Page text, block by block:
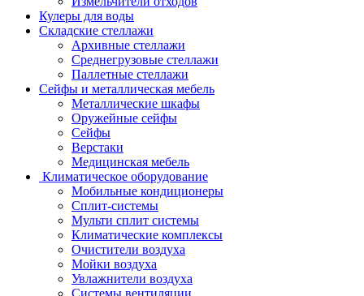
Кулеры для воды
Складские стеллажи
Архивные стеллажи
Среднегрузовые стеллажи
Паллетные стеллажи
Сейфы и металлическая мебель
Металлические шкафы
Оружейные сейфы
Сейфы
Верстаки
Медицинская мебель
Климатическое оборудование
Мобильные кондиционеры
Сплит-системы
Мульти сплит системы
Климатические комплексы
Очистители воздуха
Мойки воздуха
Увлажнители воздуха
Системы вентиляции